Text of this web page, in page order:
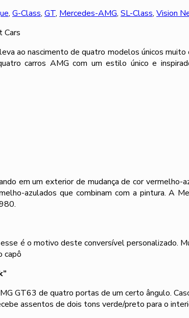
, G-Class, GT, Mercedes-AMG, SL-Class, Vision
ao nascimento de quatro modelos únicos
carros AMG com um estilo único e
em um exterior de mudança de cor
azulados que combinam com a pintura. A
é o motivo deste conversível personalizado.
capô
GT63 de quatro portas de um certo ângulo.
assentos de dois tons verde/preto para o